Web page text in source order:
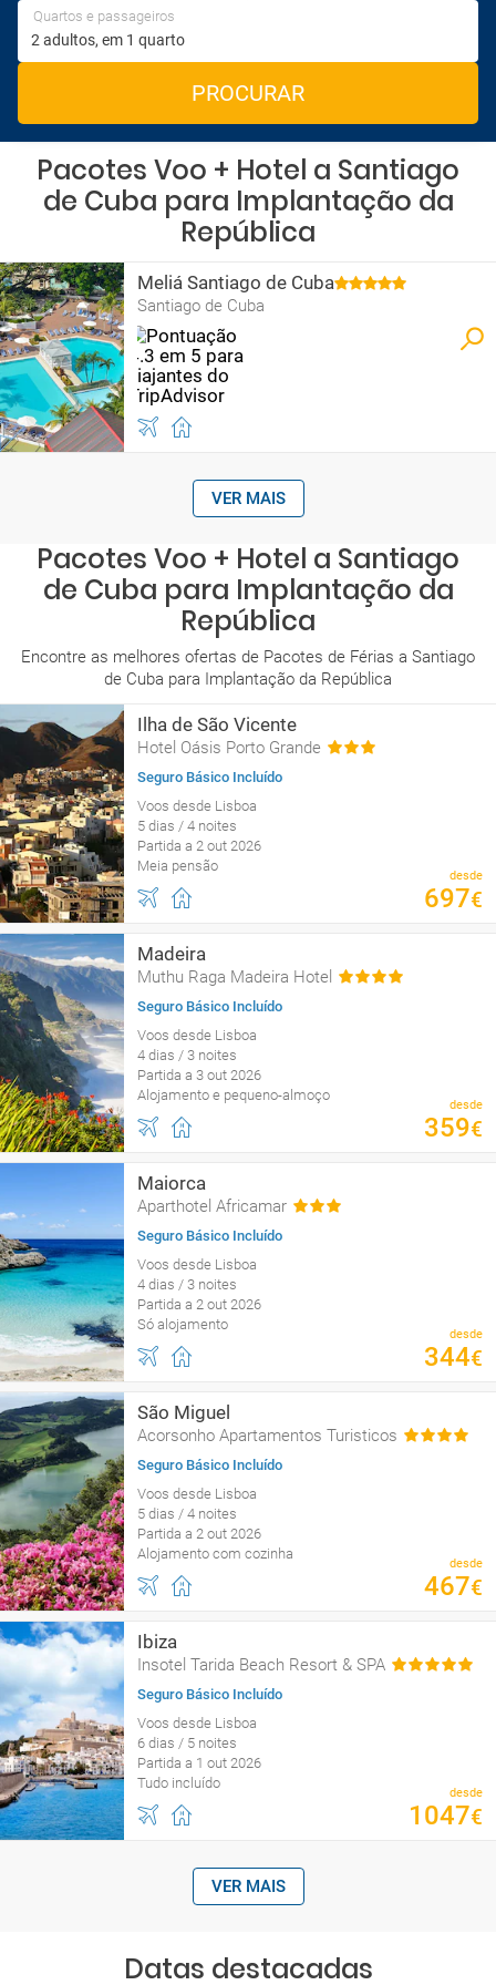
Quartos e passageiros
PROCURAR
Pacotes Voo + Hotel a Santiago
de Cuba para Implantação da
República
Meliá Santiago de Cuba
Santiago de Cuba
VER MAIS
Pacotes Voo + Hotel a Santiago
de Cuba para Implantação da
República
Encontre as melhores ofertas de Pacotes de Férias a Santiago
de Cuba para Implantação da República
Ilha de São Vicente
Hotel Oásis Porto Grande
Seguro Básico Incluído
Voos desde Lisboa
5 dias / 4 noites
Partida a 2 out 2026
Meia pensão
desde
697€
Madeira
Muthu Raga Madeira Hotel
Seguro Básico Incluído
Voos desde Lisboa
4 dias / 3 noites
Partida a 3 out 2026
Alojamento e pequeno-almoço
desde
359€
Maiorca
Aparthotel Africamar
Seguro Básico Incluído
Voos desde Lisboa
4 dias / 3 noites
Partida a 2 out 2026
Só alojamento
desde
344€
São Miguel
Acorsonho Apartamentos Turisticos
Seguro Básico Incluído
Voos desde Lisboa
5 dias / 4 noites
Partida a 2 out 2026
Alojamento com cozinha
desde
467€
Ibiza
Insotel Tarida Beach Resort & SPA
Seguro Básico Incluído
Voos desde Lisboa
6 dias / 5 noites
Partida a 1 out 2026
Tudo incluído
desde
1047€
VER MAIS
Datas destacadas